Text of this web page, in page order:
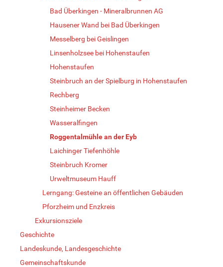
Bad Überkingen - Mineralbrunnen AG
Hausener Wand bei Bad Überkingen
Messelberg bei Geislingen
Linsenholzsee bei Hohenstaufen
Hohenstaufen
Steinbruch an der Spielburg in Hohenstaufen
Rechberg
Steinheimer Becken
Wasseralfingen
Roggentalmühle an der Eyb
Laichinger Tiefenhöhle
Steinbruch Kromer
Urweltmuseum Hauff
Lerngang: Gesteine an öffentlichen Gebäuden
Pforzheim und Enzkreis
Exkursionsziele
Geschichte
Landeskunde, Landesgeschichte
Gemeinschaftskunde